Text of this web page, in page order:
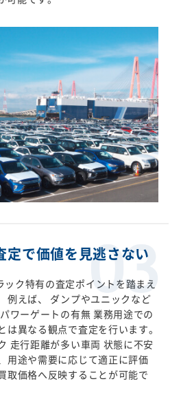
定で価値を見逃さない
ク特有の査定ポイントを踏まえ
例えば、 ダンプやユニックなど
ワーゲートの有無 業務用途での
は異なる観点で査定を行います。
走行距離が多い車両 状態に不安
用途や需要に応じて適正に評価
取価格へ反映することが可能で